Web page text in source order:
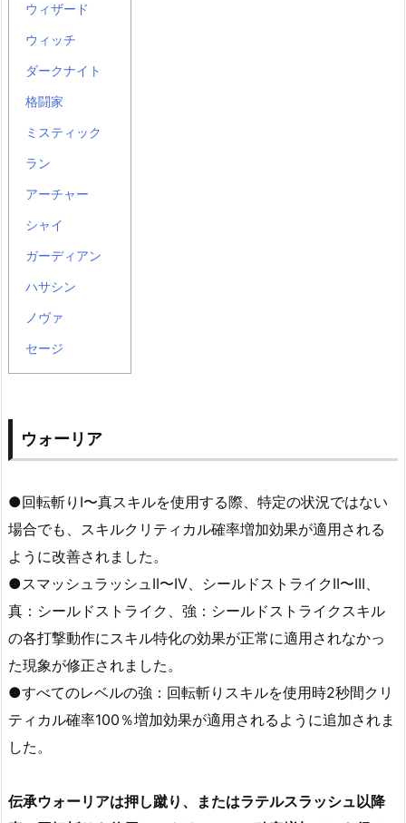
ウィザード
ウィッチ
ダークナイト
格闘家
ミスティック
ラン
アーチャー
シャイ
ガーディアン
ハサシン
ノヴァ
セージ
ウォーリア
●回転斬りI〜真スキルを使用する際、特定の状況ではない
場合でも、スキルクリティカル確率増加効果が適用される
ように改善されました。
●スマッシュラッシュII〜IV、シールドストライクII〜III、
真：シールドストライク、強：シールドストライクスキル
の各打撃動作にスキル特化の効果が正常に適用されなかっ
た現象が修正されました。
●すべてのレベルの強：回転斬りスキルを使用時2秒間クリ
ティカル確率100％増加効果が適用されるように追加されま
した。
伝承ウォーリアは押し蹴り、またはラテルスラッシュ以降